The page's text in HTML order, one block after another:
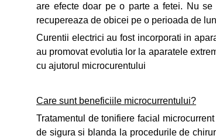
are efecte doar pe o parte a fetei. Nu
recupereaza de obicei pe o perioada de
Curentii electrici au fost incorporati in
au promovat evolutia lor la aparatele
cu ajutorul microcurentului
Care sunt beneficiile microcurrentului?
Tratamentul de tonifiere facial
de sigura si blanda la procedurile de